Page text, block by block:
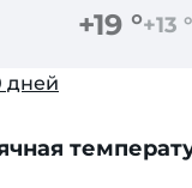
+19 °+13 °
дней